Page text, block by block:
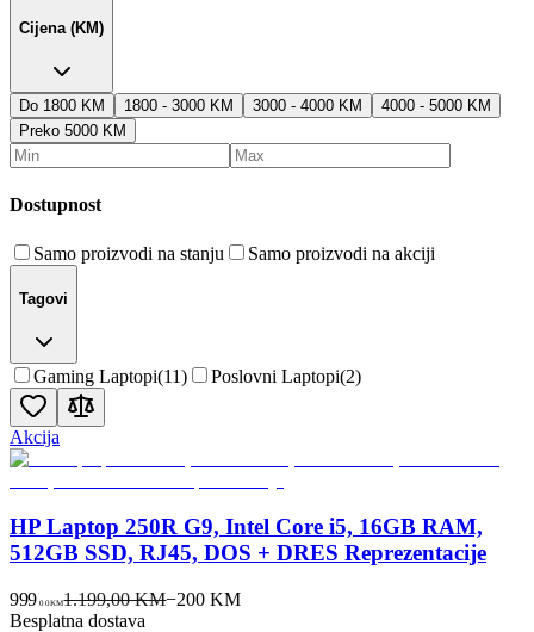
Cijena (KM)
Do 1800 KM 1800 - 3000 KM 3000 - 4000 KM
4000 - 5000 KM
Preko 5000 KM
Dostupnost
Samo proizvodi na stanju Samo proizvodi na akciji
Tagovi
Gaming Laptopi(11) Poslovni Laptopi(2)
Akcija
HP Laptop 250R G9, Intel Core i5, 16GB RAM,
512GB SSD, RJ45, DOS + DRES Reprezentacije
999 00KM1.199,00 KM−200 KM
Besplatna dostava